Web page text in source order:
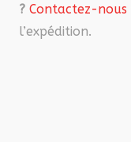
? Contactez-nous
l’expédition.